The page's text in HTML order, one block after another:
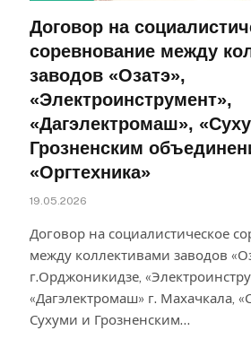
Договор на
соревнование между
заводов «Озатэ»,
«Электроинструмент»,
«Дагэлектромаш»,
Грозненским
«Оргтехника»
19.05.2026
Договор на социалистическое
между коллективами заводов
г.Орджоникидзе,
«Дагэлектромаш» г. Махачкала,
Сухуми и Грозненским…